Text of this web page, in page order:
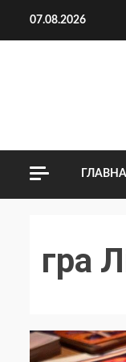
07.08.2026
гра